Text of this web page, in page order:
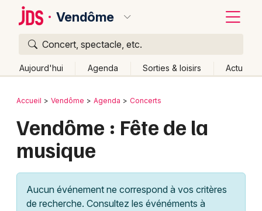
Vendôme
Concert, spectacle, etc.
Aujourd'hui Agenda Sorties & loisirs Actu
Publier un événement
Grands événements
Activité & Expérience
Bordeaux
Colmar
Lille
Lyon
Retour
Accueil Vendôme Agenda Concerts
Vendôme : Fête de la
musique
Aucun événement ne correspond à vos critères
de recherche. Consultez les événéments à
Quoi ?
Où ?
Partout
Près de moi Changer de lieu
Quand ?
Aujourd'hui
Demain Ce week-end Autre